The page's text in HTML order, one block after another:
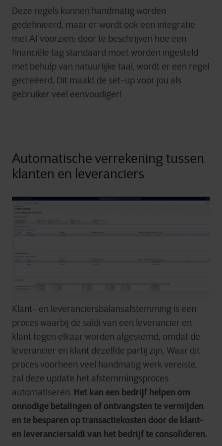
Deze regels kunnen handmatig worden
gedefinieerd, maar er wordt ook een integratie
met AI voorzien: door te beschrijven hoe een
financiële tag standaard moet worden ingesteld
met behulp van natuurlijke taal, wordt er een regel
gecreëerd. Dit maakt de set-up voor jou als
gebruiker veel eenvoudiger!
Automatische verrekening tussen
klanten en leveranciers
Klant- en leveranciersbalansafstemming is een
proces waarbij de saldi van een leverancier en
klant tegen elkaar worden afgestemd, omdat de
leverancier en klant dezelfde partij zijn. Waar dit
proces voorheen veel handmatig werk vereiste,
zal deze update het afstemmingsproces
automatiseren. Het kan een bedrijf helpen om
onnodige betalingen of ontvangsten te vermijden
en te besparen op transactiekosten door de klant-
en leveranciersaldi van het bedrijf te consolideren.